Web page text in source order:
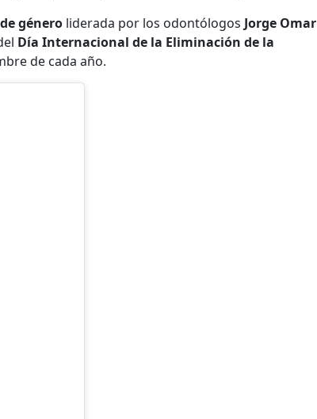
género liderada por los odontólogos Jorge Omar
Día Internacional de la Eliminación de la
de cada año.